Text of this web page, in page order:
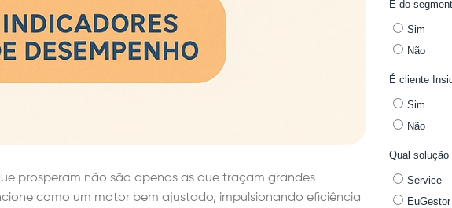
prosperam não são apenas as que traçam grandes
como um motor bem ajustado, impulsionando eficiência